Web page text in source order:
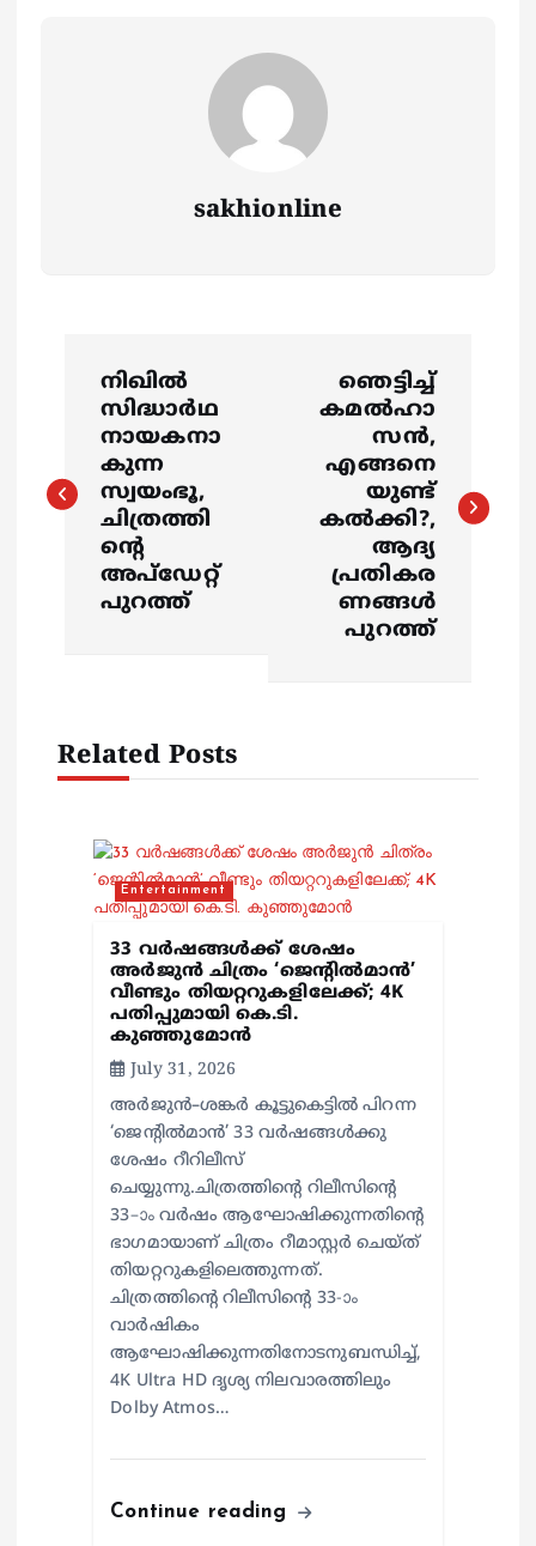
sakhionline
s
നിഖില്‍
സിദ്ധാര്‍ഥ
നായകനാ
കുന്ന
സ്വയംഭൂ,
ചിത്രത്തി
ന്റെ
അപ്‍ഡേറ്റ്
പുറത്ത്
ഞെട്ടിച്ച്
കമല്‍ഹാ
സൻ,
എങ്ങനെ
യുണ്ട്
കല്‍ക്കി?,
ആദ്യ
പ്രതികര
ണങ്ങള്‍
പുറത്ത്
Related Posts
Entertainment
33 വർഷങ്ങൾക്ക് ശേഷം
അർജുൻ ചിത്രം ‘ജെന്റിൽമാൻ’
വീണ്ടും തിയറ്ററുകളിലേക്ക്; 4K
പതിപ്പുമായി കെ.ടി.
കുഞ്ഞുമോൻ
July 31, 2026
അർജുൻ–ശങ്കർ കൂട്ടുകെട്ടിൽ പിറന്ന
‘ജെന്റിൽമാൻ’ 33 വർഷങ്ങൾക്കു
ശേഷം റീറിലീസ്
ചെയ്യുന്നു.ചിത്രത്തിന്റെ റിലീസിന്റെ
33–ാം വർഷം ആഘോഷിക്കുന്നതിന്റെ
ഭാഗമായാണ് ചിത്രം റീമാസ്റ്റർ ചെയ്ത്
തിയറ്ററുകളിലെത്തുന്നത്.
ചിത്രത്തിന്റെ റിലീസിന്റെ 33-ാം
വാർഷികം
ആഘോഷിക്കുന്നതിനോടനുബന്ധിച്ച്,
4K Ultra HD ദൃശ്യ നിലവാരത്തിലും
Dolby Atmos…
Continue reading